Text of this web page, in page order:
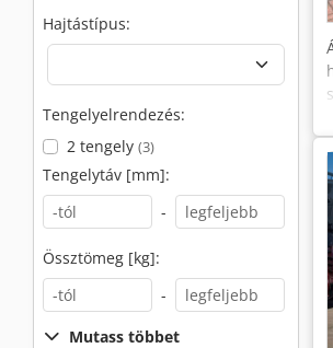
Hajtástípus:
Tengelyelrendezés:
2 tengely (3)
Tengelytáv [mm]:
-
Össztömeg [kg]:
-
Mutass többet